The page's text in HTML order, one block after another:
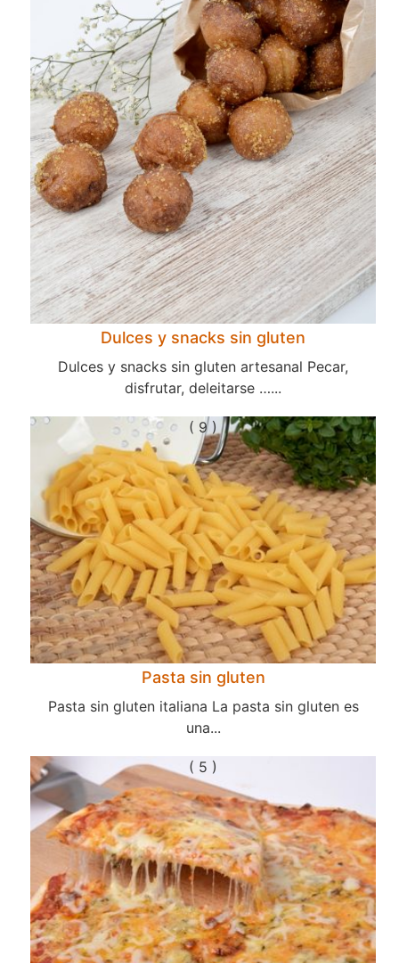
Dulces y snacks sin gluten
Dulces y snacks sin gluten artesanal Pecar,
disfrutar, deleitarse …...
( 9 )
Pasta sin gluten
Pasta sin gluten italiana La pasta sin gluten es
una...
( 5 )